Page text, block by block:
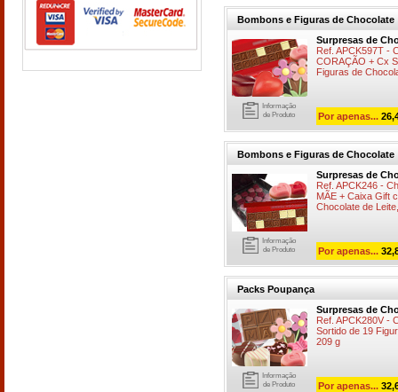
Bombons e Figuras de Chocolate
Informação
de Produto
Surpresas de
Ref. APCK597T -
CORAÇÃO + Cx
Figuras de
Por apenas...
Bombons e Figuras de Chocolate
Informação
de Produto
Surpresas de
Ref. APCK246 -
MÃE + Caixa Gift
Chocolate de
Por apenas...
Packs Poupança
Informação
de Produto
Surpresas de
Ref. APCK280V -
Sortido de 19
209 g
Por apenas...